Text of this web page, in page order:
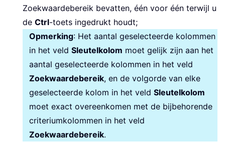
Zoekwaardebereik bevatten, één voor één terwijl u
de Ctrl-toets ingedrukt houdt;
Opmerking: Het aantal geselecteerde kolommen
in het veld Sleutelkolom moet gelijk zijn aan het
aantal geselecteerde kolommen in het veld
Zoekwaardebereik, en de volgorde van elke
geselecteerde kolom in het veld Sleutelkolom
moet exact overeenkomen met de bijbehorende
criteriumkolommen in het veld
Zoekwaardebereik.